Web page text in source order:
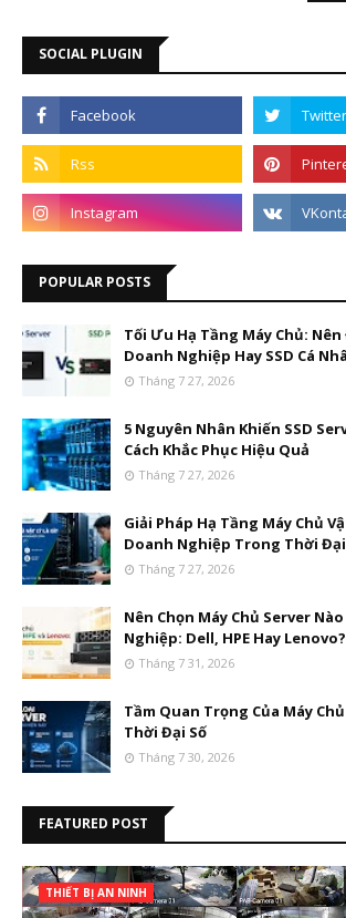
SOCIAL PLUGIN
POPULAR POSTS
Tối Ưu Hạ Tầng Máy Chủ: Nên
Doanh Nghiệp Hay SSD Cá
Tháng 7 27, 2026
5 Nguyên Nhân Khiến SSD
Cách Khắc Phục Hiệu Quả
Tháng 7 27, 2026
Giải Pháp Hạ Tầng Máy Chủ
Doanh Nghiệp Trong Thời Đại
Tháng 7 27, 2026
Nên Chọn Máy Chủ Server
Nghiệp: Dell, HPE Hay Lenovo?
Tháng 7 31, 2026
Tầm Quan Trọng Của Máy
Thời Đại Số
Tháng 7 30, 2026
FEATURED POST
THIẾT BỊ AN NINH